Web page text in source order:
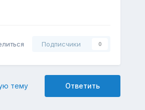
Подписчики 0
Ответить
тему